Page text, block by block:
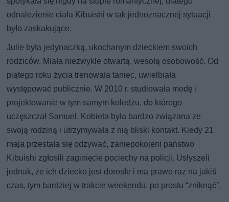
odnalezienie ciała Kibuishi w tak jednoznacznej sytuacji
było zaskakujące.
Julie była jedynaczką, ukochanym dzieckiem swoich
rodziców. Miała niezwykle otwartą, wesołą osobowość. Od
piątego roku życia trenowała taniec, uwielbiała
występować publicznie. W 2010 r. studiowała modę i
projektowanie w tym samym koledżu, do którego
uczęszczał Samuel. Kobieta była bardzo związana ze
swoją rodziną i utrzymywała z nią bliski kontakt. Kiedy 21
maja przestała się odzywać, zaniepokojeni państwo
Kibuishi zgłosili zaginięcie pociechy na policji. Usłyszeli
jednak, że ich dziecko jest dorosłe i ma prawo raz na jakiś
czas, tym bardziej w trakcie weekendu, po prostu “zniknąć”.